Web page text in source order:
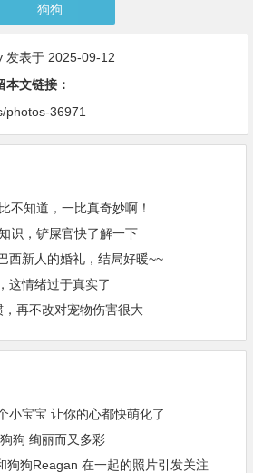
狗狗
发表于 2025-09-12
本文链接：
photos-36971
不知道，一比真奇妙啊！
识，铲屎官快了解一下
西新人的婚礼，结局好暖~~
这情绪过于真实了
再不改对宠物伤害很大
小宝宝 让你的心都快萌化了
狗 绚丽而又多彩
狗狗Reagan 在一起的照片引发关注